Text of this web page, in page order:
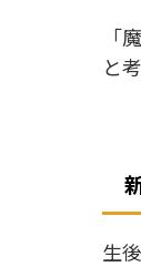
「
と
生